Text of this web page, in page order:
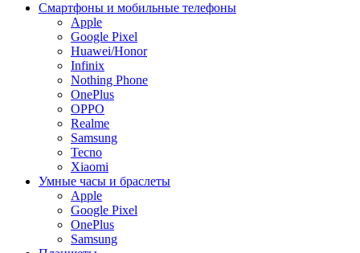
Смартфоны и мобильные телефоны
Apple
Google Pixel
Huawei/Honor
Infinix
Nothing Phone
OnePlus
OPPO
Realme
Samsung
Tecno
Xiaomi
Умные часы и браслеты
Apple
Google Pixel
OnePlus
Samsung